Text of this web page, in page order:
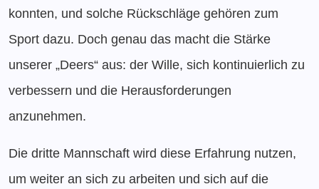
konnten, und solche Rückschläge gehören zum
Sport dazu. Doch genau das macht die Stärke
unserer „Deers“ aus: der Wille, sich kontinuierlich zu
verbessern und die Herausforderungen
anzunehmen.
Die dritte Mannschaft wird diese Erfahrung nutzen,
um weiter an sich zu arbeiten und sich auf die